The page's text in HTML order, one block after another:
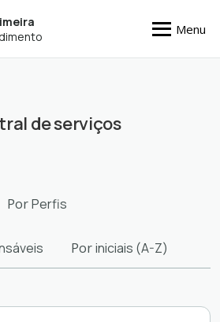
Menu
de serviços
PorPerfis
Poriniciais (A-Z)